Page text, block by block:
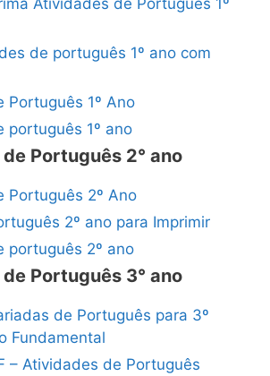
de português 1º ano com
Português 1º Ano
português 1º ano
Português 2° ano
Português 2º Ano
2º ano para Imprimir
português 2º ano
Português 3° ano
de Português para 3º
Fundamental
– Atividades de Português